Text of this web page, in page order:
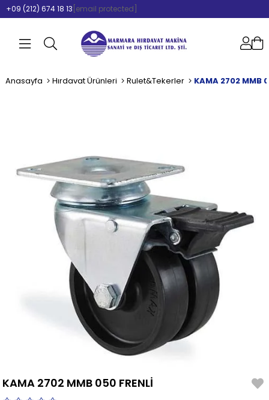
+09 (212) 674 18 13 [email protected]
Anasayfa Hırdavat Ürünleri Rulet&Tekerler KAMA 2702 MMB
KAMA 2702 MMB 050 FRENLİ